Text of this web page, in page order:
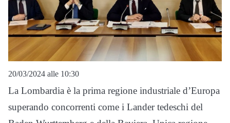
20/03/2024 alle 10:30
La Lombardia è la prima regione industriale d’Europa
superando concorrenti come i Lander tedeschi del